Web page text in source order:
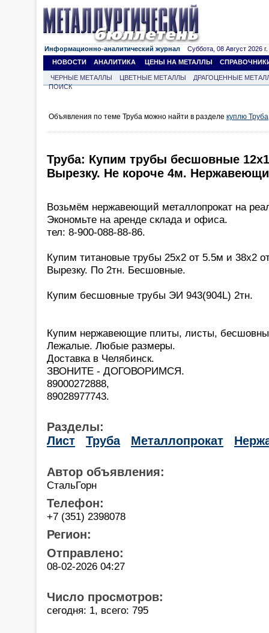
Информационно-аналитический журнал Суббота, 08 Август 2026 г.
НОВОСТИ
АНАЛИТИКА ЦЕНЫ НА МЕТАЛЛЫ
ЧЕРНЫЕ МЕТАЛЛЫ ЦВЕТНЫЕ МЕТАЛЛЫ
ДРАГОЦЕННЫЕ
ПОИСК
Объявления по теме Труба можно найти в разделе куплю Труба
Труба: Купим трубы бесшовные
Вырезку. Не короче 4м.
Возьмём нержавеющий металлопрокат на
Экономьте на аренде склада и офиса.
тел: 8-900-088-88-86.
Купим титановые трубы 25х2 от 5.5м и 38х2
Вырезку. По 2тн. Бесшовные.
Купим бесшовные трубы ЭИ 943(904L) 2тн.
Купим нержавеющие плиты, листы,
Лежалые. Любые размеры.
Доставка в Челябинск.
ЗВОНИТЕ - ДОГОВОРИМСЯ.
89000272888,
89028977743.
Разделы:
Лист
Труба Металлопрокат
Автор объявления:
СтальГорн
Телефон:
+7 (351) 2398078
Регион:
Отправлено:
08-02-2026 04:27
Число просмотров:
сегодня: 1, всего: 795